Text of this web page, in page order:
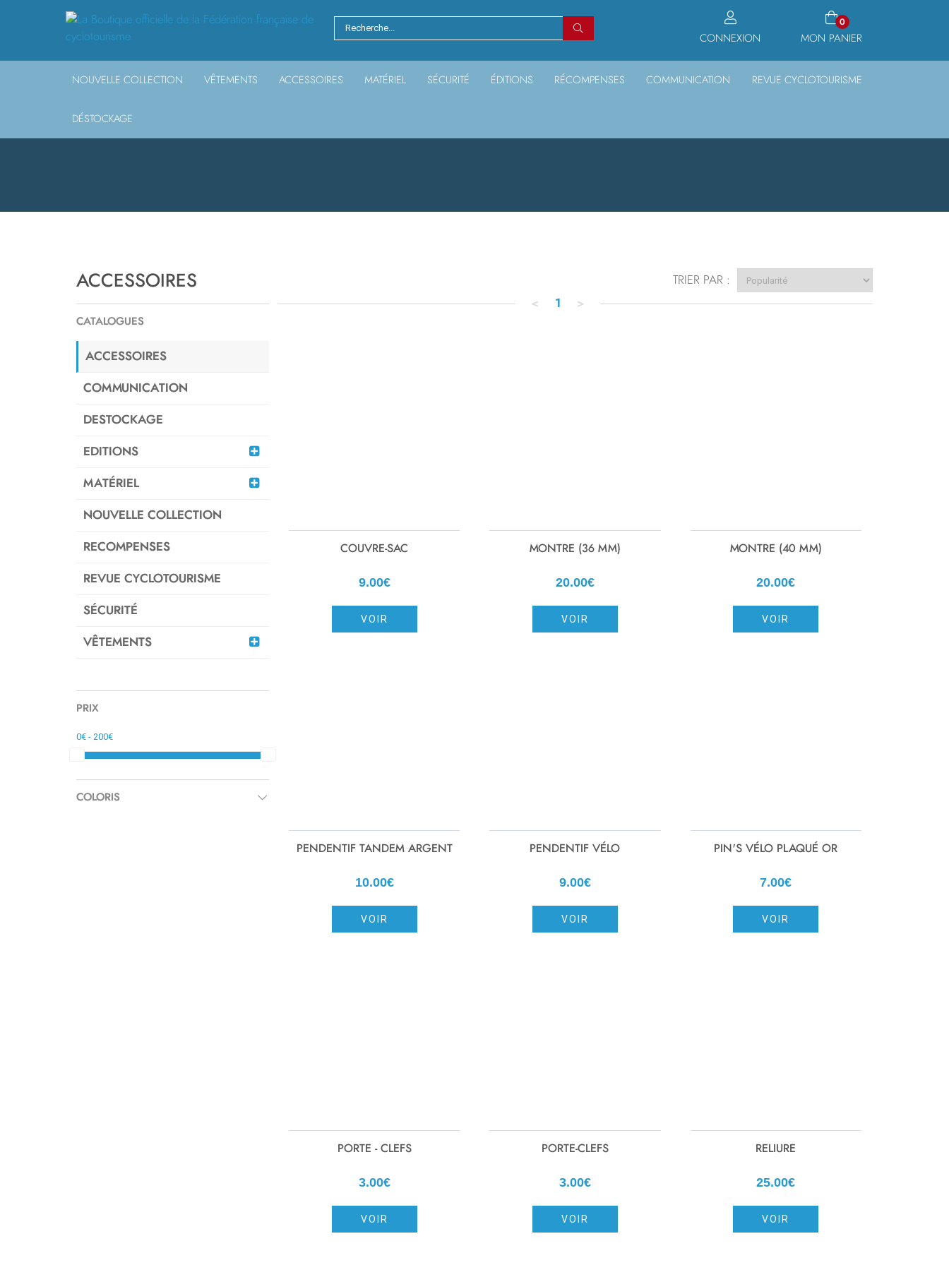
CONNEXION MON PANIER
0
NOUVELLE COLLECTION VÊTEMENTS ACCESSOIRES MATÉRIEL SÉCURITÉ ÉDITIONS RÉCOMPENSES COMMUNICATION REVUE CYCLOTOURISME
DÉSTOCKAGE
ACCESSOIRES
CATALOGUES
ACCESSOIRES
COMMUNICATION
DESTOCKAGE
EDITIONS
MATÉRIEL
NOUVELLE COLLECTION
RECOMPENSES
REVUE CYCLOTOURISME
SÉCURITÉ
VÊTEMENTS
PRIX
COLORIS
TRIER PAR :
<
1 >
COUVRE-SAC
9.00€
VOIR
MONTRE (36 MM)
20.00€
VOIR
MONTRE (40 MM)
20.00€
VOIR
PENDENTIF TANDEM ARGENT
10.00€
VOIR
PENDENTIF VÉLO
9.00€
VOIR
PIN'S VÉLO PLAQUÉ OR
7.00€
VOIR
PORTE - CLEFS
3.00€
VOIR
PORTE-CLEFS
3.00€
VOIR
RELIURE
25.00€
VOIR